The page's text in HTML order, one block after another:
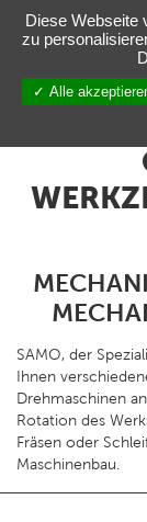
SAMO, der
Ihnen
Drehmaschinen
Rotation des
Fräsen oder
Maschinenbau.
Verwaltung Ihrer
Diese Webseite
zu
Alle